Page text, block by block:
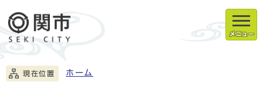
メニュー
現在位置 ホーム